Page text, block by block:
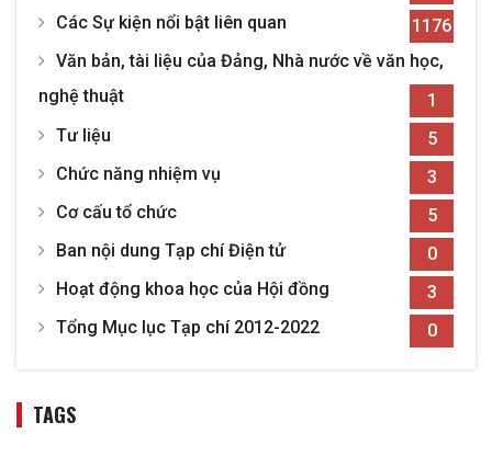
Các Sự kiện nổi bật liên quan
1176
Văn bản, tài liệu của Đảng, Nhà nước về văn học,
nghệ thuật
1
Tư liệu
5
Chức năng nhiệm vụ
3
Cơ cấu tổ chức
5
Ban nội dung Tạp chí Điện tử
0
Hoạt động khoa học của Hội đồng
3
Tổng Mục lục Tạp chí 2012-2022
0
TAGS